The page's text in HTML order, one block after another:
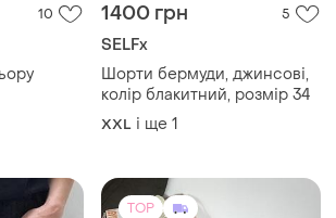
10 1400 грн 5
SELFx
Шорти бермуди, джинсові,
колір блакитний, розмір 34
XXL і ще 1
TOP